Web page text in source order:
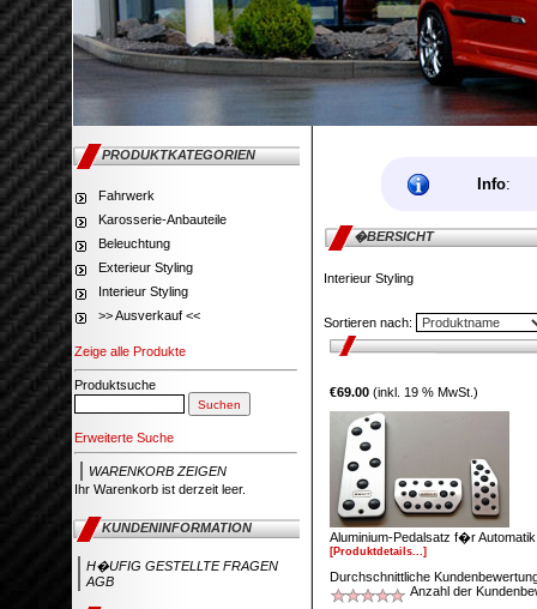
PRODUKTKATEGORIEN
Fahrwerk
Karosserie-Anbauteile
Beleuchtung
Exterieur Styling
Interieur Styling
>> Ausverkauf <<
Zeige alle Produkte
Produktsuche
Erweiterte Suche
WARENKORB ZEIGEN
Ihr Warenkorb ist derzeit leer.
KUNDENINFORMATION
H�UFIG GESTELLTE FRAGEN
AGB
t�rig
€199.00
Hecksto�stange inkl. Leuchten
€746.00
€449.00
Sie sparen: €297.00
bestellen
Info:
�BERSICHT
Interieur Styling
Sortieren nach:
€69.00 (inkl. 19 % MwSt.)
Aluminium-Pedalsatz f�r
[Produktdetails...]
Durchschnittliche
Anzahl der